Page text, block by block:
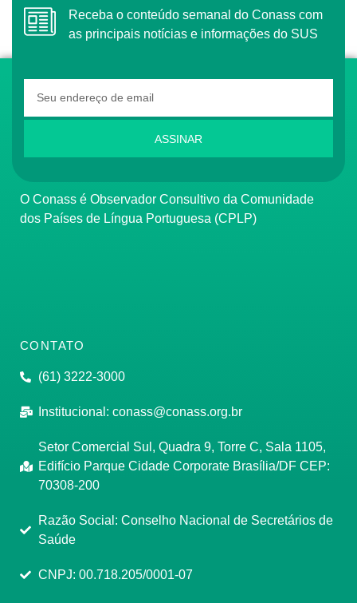
Receba o conteúdo semanal do Conass com
as principais notícias e informações do SUS
ASSINAR
O Conass é Observador Consultivo da Comunidade
dos Países de Língua Portuguesa (CPLP)
CONTATO
(61) 3222-3000
Institucional: conass@conass.org.br
Setor Comercial Sul, Quadra 9, Torre C, Sala 1105,
Edifício Parque Cidade Corporate Brasília/DF CEP:
70308-200
Razão Social: Conselho Nacional de Secretários de
Saúde
CNPJ: 00.718.205/0001-07